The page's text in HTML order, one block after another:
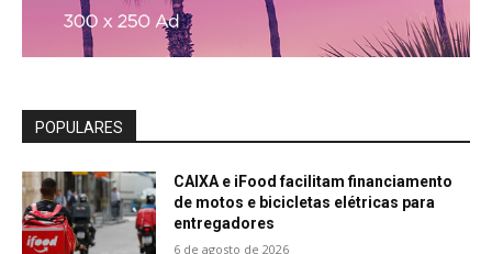
POPULARES
CAIXA e iFood facilitam financiamento
de motos e bicicletas elétricas para
entregadores
6 de agosto de 2026